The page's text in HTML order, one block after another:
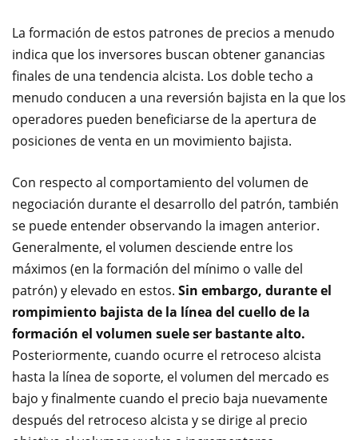
La formación de estos patrones de precios a menudo
indica que los inversores buscan obtener ganancias
finales de una tendencia alcista. Los doble techo a
menudo conducen a una reversión bajista en la que los
operadores pueden beneficiarse de la apertura de
posiciones de venta en un movimiento bajista.
Con respecto al comportamiento del volumen de
negociación durante el desarrollo del patrón, también
se puede entender observando la imagen anterior.
Generalmente, el volumen desciende entre los
máximos (en la formación del mínimo o valle del
patrón) y elevado en estos. Sin embargo, durante el
rompimiento bajista de la línea del cuello de la
formación el volumen suele ser bastante alto.
Posteriormente, cuando ocurre el retroceso alcista
hasta la línea de soporte, el volumen del mercado es
bajo y finalmente cuando el precio baja nuevamente
después del retroceso alcista y se dirige al precio